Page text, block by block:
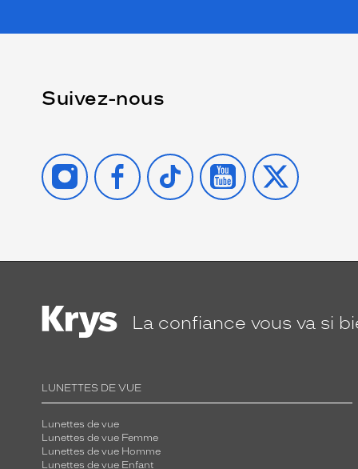
Suivez-nous
INSTAGRAMFACEBOOK
TIKTOK YOUTUBE
X
La confiance vous va si
LUNETTES DE VUE
Lunettes de vue
Lunettes de vue Femme
Lunettes de vue Homme
Lunettes de vue Enfant